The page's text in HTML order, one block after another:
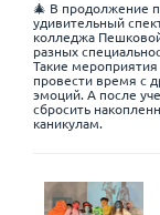
🎄 В продолжение
удивительный
колледжа
разных
Такие мероприятия
провести время с
эмоций. А после
сбросить
каникулам.